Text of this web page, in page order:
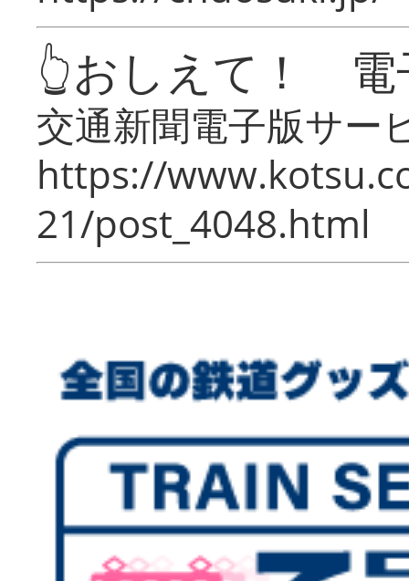
👆おしえて！ 電
交通新聞電子版サー
https://
21/post_4048.html